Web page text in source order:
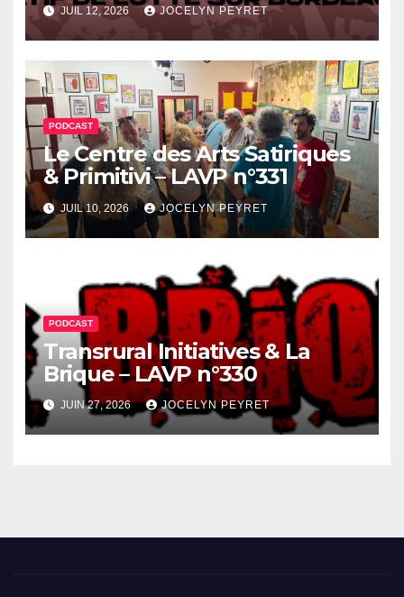
JUIL 12, 2026 JOCELYN PEYRET
PODCAST
Le Centre des Arts Satiriques
& Primitivi – LAVP n°331
JUIL 10, 2026 JOCELYN PEYRET
PODCAST
Transrural Initiatives & La
Brique – LAVP n°330
JUIN 27, 2026 JOCELYN PEYRET